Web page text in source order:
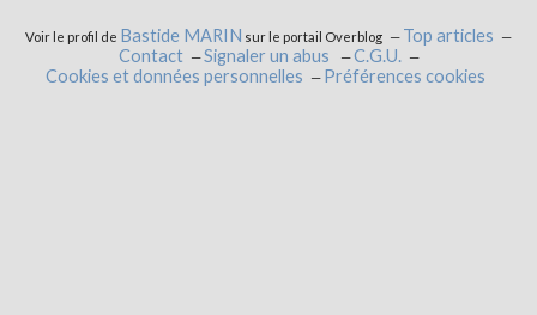
Voir le profil de Bastide MARIN sur le portail Overblog
Top articles
Contact
Signaler un abus
C.G.U.
Cookies et données personnelles
Préférences cookies